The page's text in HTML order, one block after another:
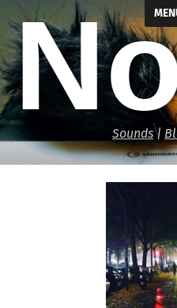
Sounds|